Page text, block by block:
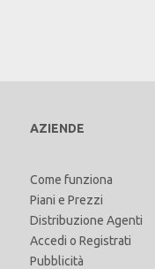
AZIENDE
Come funziona
Piani e Prezzi
Distribuzione Agenti
Accedi o Registrati
Pubblicità